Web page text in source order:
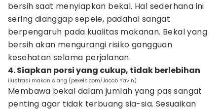
bersih saat menyiapkan bekal. Hal sederhana ini
sering dianggap sepele, padahal sangat
berpengaruh pada kualitas makanan. Bekal yang
bersih akan mengurangi risiko gangguan
kesehatan selama perjalanan.
4. Siapkan porsi yang cukup, tidak berlebihan
ilustrasi makan siang (pexels.com/Jacob Yavin)
Membawa bekal dalam jumlah yang pas sangat
penting agar tidak terbuang sia-sia. Sesuaikan